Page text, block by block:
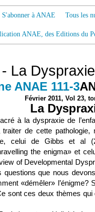
S'abonner à ANAE Tous les
ANAE, des Editions du
La Dyspraxie
Février 2011, Vol 23,
La
à la dyspraxie de
traiter de cette
celui de Gibbs et al
the enigma» et
of Developmental
questions que nous
«démêler»
sont ces deux thèmes